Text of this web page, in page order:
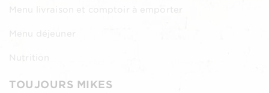
Menu livraison et comptoir à emporter
TOUJOURS MIKES